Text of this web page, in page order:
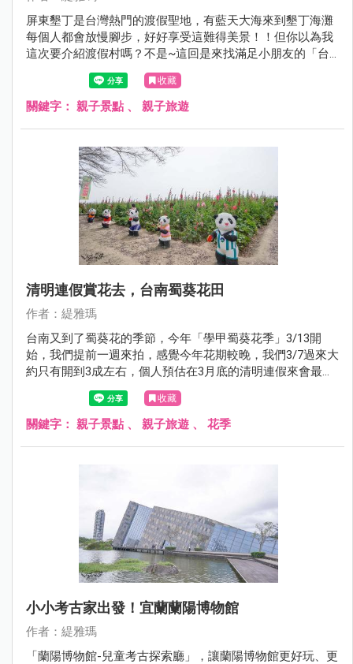
屏東墾丁是台灣熱門的渡假聖地，有藍天大海來到墾丁海灘
每個人都會放慢腳步，好好享受這難得美景！！但你以為我
這次要介紹渡假村嗎？不是~這回是來找滿足小朋友的「台
電南部展示館」，來玩挑高2層樓旋轉滑梯，順便長知
收藏
關鍵字： 親子景點 、 親子旅遊
清明連假賞花去，台南蜀葵花田
作者：緹雅瑪
台南又到了蜀葵花的季節，今年「學甲蜀葵花季」3/13開
始，我們提前一週來拍，感覺今年花期較晚，我們3/7過來大
約只有開到3成左右，個人預估在3月底的清明連假來會最
美，看完蜀葵花也別忘了後面整片的金色麥田，也超好拍
的！！完全就是個網美天堂。
收藏
關鍵字： 親子景點 、 親子旅遊 、 花季
小小考古家出發！宜蘭蘭陽博物館
作者：緹雅瑪
「蘭陽博物館-兒童考古探索廳」，讓蘭陽博物館更好玩、更